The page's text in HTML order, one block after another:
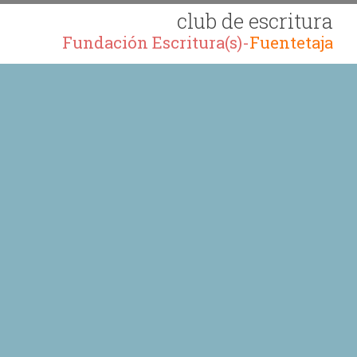
club de escritura
Fundación Escritura(s)-Fuentetaja